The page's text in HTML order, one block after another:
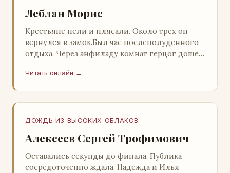
Леблан Морис
Крестьяне пели и плясали. Около трех он
вернулся в замок.Был час послеполуденного
отдыха. Через анфиладу комнат герцог дошел
во…
Читать онлайн →
ДОЖДЬ ИЗ ВЫСОКИХ ОБЛАКОВ
Алексеев Сергей Трофимович
Оставались секунды до финала. Публика
сосредоточенно ждала. Надежда и Илья